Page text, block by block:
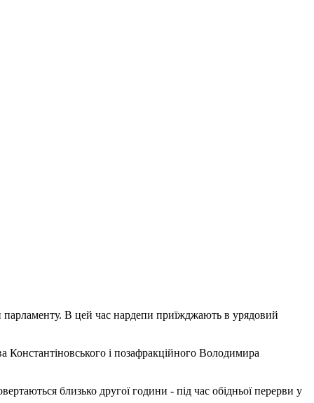
парламенту. В цей час нардепи приїжджають в урядовий
Константіновського і позафракційного Володимира
близько другої години - під час обідньої перерви у